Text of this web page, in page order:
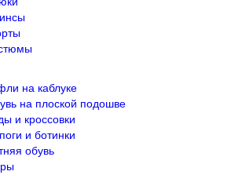
на каблуке
на плоской подошве
и кроссовки
и ботинки
обувь